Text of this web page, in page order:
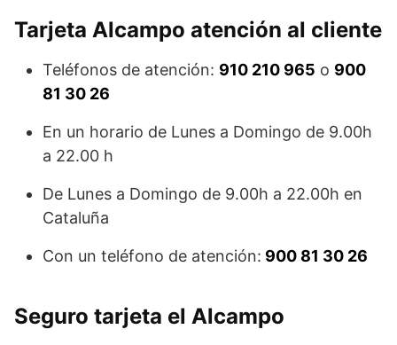
Tarjeta Alcampo atención al cliente
Teléfonos de atención: 910 210 965 o 900
81 30 26
En un horario de Lunes a Domingo de 9.00h
a 22.00 h
De Lunes a Domingo de 9.00h a 22.00h en
Cataluña
Con un teléfono de atención: 900 81 30 26
Seguro tarjeta el Alcampo